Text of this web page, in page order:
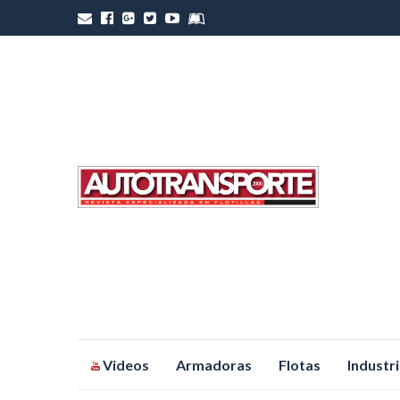
Videos Armadoras Flotas